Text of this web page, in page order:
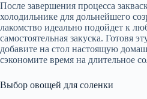
После завершения процесса
холодильнике для дольнейшего
лакомство идеально подойдет к
самостоятельная закуска. Готовя
добавите на стол настоящую
сэкономите время на длительное
Выбор овощей для соленки